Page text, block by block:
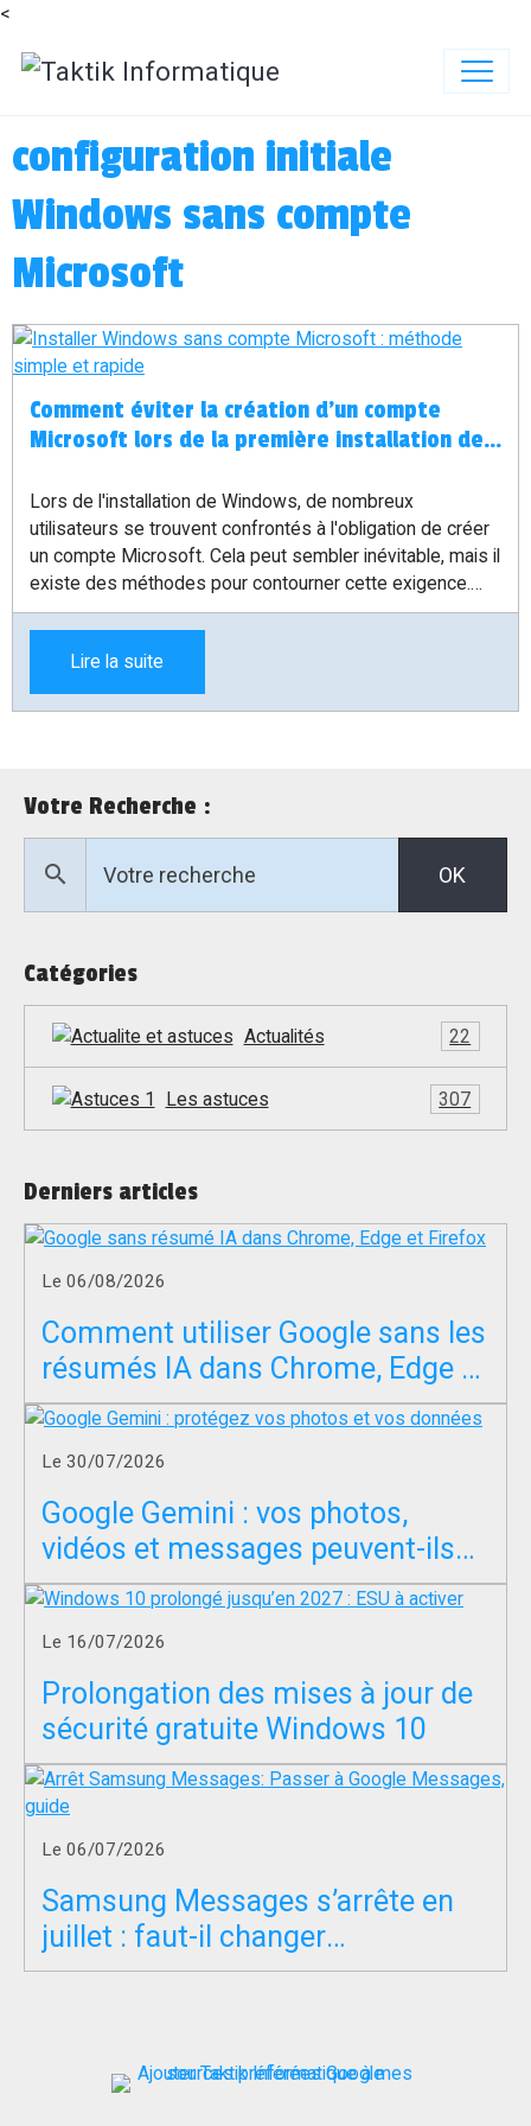
<
configuration initiale
Windows sans compte
Microsoft
Comment éviter la création d'un compte
Microsoft lors de la première installation de
Lors de l'installation de Windows, de nombreux
utilisateurs se trouvent confrontés à l'obligation de créer
un compte Microsoft. Cela peut sembler inévitable, mais il
existe des méthodes pour contourner cette exigence.
Dans cet article, nous allons explorer une technique
simple pour éviter la création d'un compte Microsoft et
ainsi bénéficier d'une installation plus rapide et plus
personnalisée de votre système d'exploitation.
Lire la suite
Votre Recherche :
OK
Catégories
Actualités 22
Les astuces 307
Derniers articles
Le 06/08/2026
Comment utiliser Google sans les
résumés IA dans Chrome, Edge et
Firefox ?
Le 30/07/2026
Google Gemini : vos photos,
vidéos et messages peuvent-ils
servir à entraîner l’IA ?
Le 16/07/2026
Prolongation des mises à jour de
sécurité gratuite Windows 10
Le 06/07/2026
Samsung Messages s’arrête en
juillet : faut-il changer
d’application SMS ?